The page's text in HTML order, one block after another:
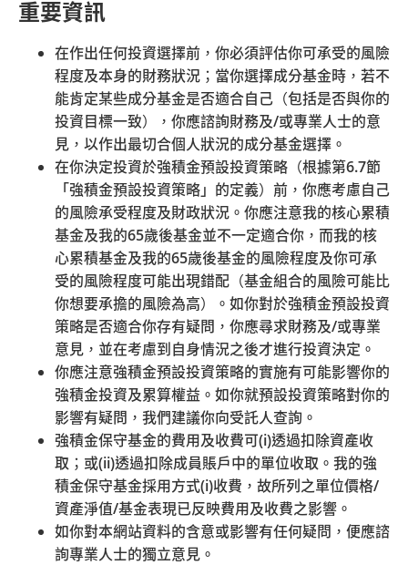
重要資訊
在作出任何投資選擇前，你必須評估你可承受的風險
程度及本身的財務狀況；當你選擇成分基金時，若不
能肯定某些成分基金是否適合自己（包括是否與你的
投資目標一致），你應諮詢財務及/或專業人士的意
見，以作出最切合個人狀況的成分基金選擇。
在你決定投資於強積金預設投資策略（根據第6.7節
「強積金預設投資策略」的定義）前，你應考慮自己
的風險承受程度及財政狀況。你應注意我的核心累積
基金及我的65歲後基金並不一定適合你，而我的核
心累積基金及我的65歲後基金的風險程度及你可承
受的風險程度可能出現錯配（基金組合的風險可能比
你想要承擔的風險為高）。如你對於強積金預設投資
策略是否適合你存有疑問，你應尋求財務及/或專業
意見，並在考慮到自身情況之後才進行投資決定。
你應注意強積金預設投資策略的實施有可能影響你的
強積金投資及累算權益。如你就預設投資策略對你的
影響有疑問，我們建議你向受託人查詢。
強積金保守基金的費用及收費可(i)透過扣除資產收
取；或(ii)透過扣除成員賬戶中的單位收取。我的強
積金保守基金採用方式(i)收費，故所列之單位價格/
資產淨值/基金表現已反映費用及收費之影響。
如你對本網站資料的含意或影響有任何疑問，便應諮
詢專業人士的獨立意見。